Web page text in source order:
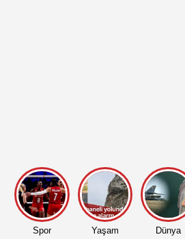
Spor Yaşam Dünya